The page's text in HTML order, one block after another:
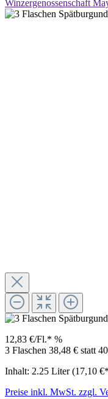
Winzergenossenschaft
12,83 €/Fl.* %
3 Flaschen 38,48 € statt
Inhalt: 2.25 Liter(17,10
Preise inkl. MwSt. zzgl.